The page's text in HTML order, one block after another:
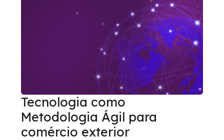
Tecnologia como
Metodologia Ágil para
comércio exterior